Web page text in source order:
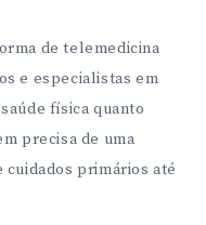
de telemedicina
e especialistas em
física quanto
precisa de uma
cuidados primários até